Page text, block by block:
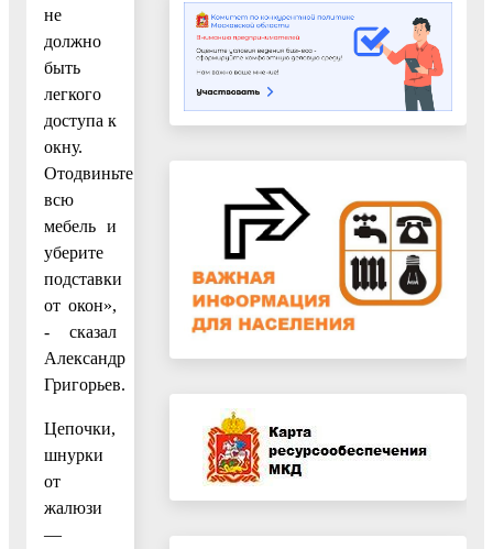
не
должно
быть
легкого
доступа к
окну.
Отодвиньте
всю
мебель и
уберите
подставки
от окон»,
- сказал
Александр
Григорьев.
Цепочки,
шнурки
от
жалюзи
—